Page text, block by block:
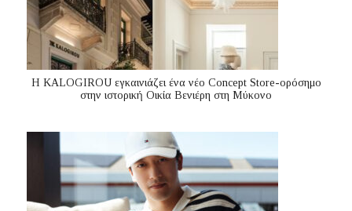
Η KALOGIROU εγκαινιάζει ένα νέο Concept Store-ορόσημο
στην ιστορική Οικία Βενιέρη στη Μύκονο